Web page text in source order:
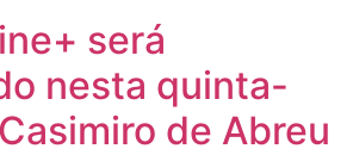
será
nesta quinta-
de Abreu